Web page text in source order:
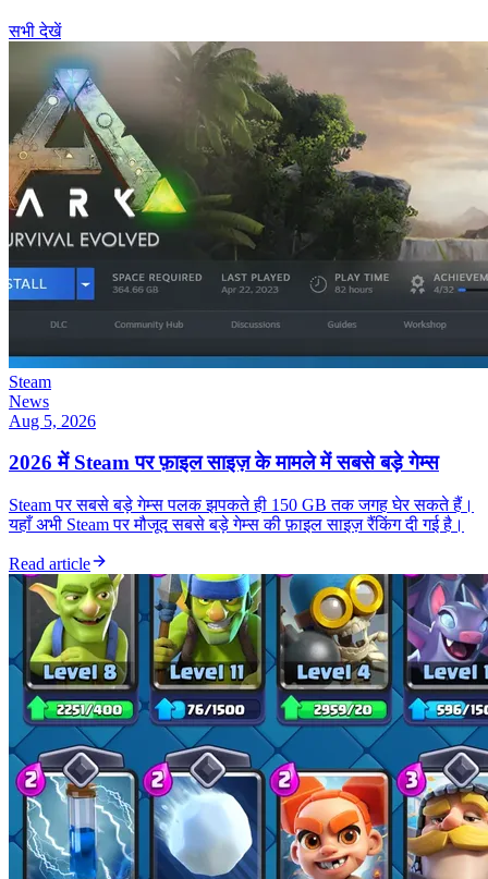
सभी देखें
Steam
News
Aug 5, 2026
2026 में Steam पर फ़ाइल साइज़ के मामले में सबसे बड़े गेम्स
Steam पर सबसे बड़े गेम्स पलक झपकते ही 150 GB तक जगह घेर सकते हैं।
यहाँ अभी Steam पर मौजूद सबसे बड़े गेम्स की फ़ाइल साइज़ रैंकिंग दी गई है।
Read article